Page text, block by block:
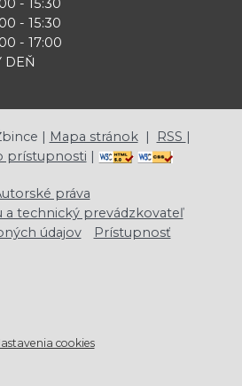
- 15:30
- 15:30
- 17:00
DEŇ
| Mapa stránok| RSS |
prístupnosti |
práva
a technický prevádzkovateľ
údajov
Prístupnosť
cookies